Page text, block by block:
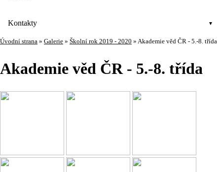
Kontakty
Úvodní strana » Galerie » Školní rok 2019 - 2020 » Akademie věd ČR - 5.-8. třída
Akademie věd ČR - 5.-8. třída